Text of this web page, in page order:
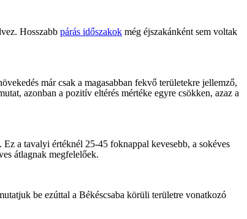
Hosszabb párás időszakok még éjszakánként sem voltak
már csak a magasabban fekvő területekre jellemző,
azonban a pozitív eltérés mértéke egyre csökken, azaz a
a tavalyi értéknél 25-45 foknappal kevesebb, a sokéves
átlagnak megfelelőek.
be ezúttal a Békéscsaba körüli területre vonatkozó